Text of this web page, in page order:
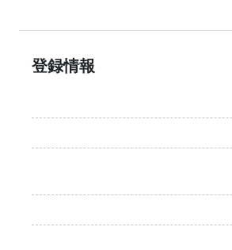
登録情報